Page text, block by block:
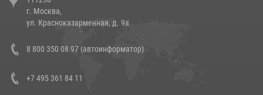
14 июля 2026, 12:20
Состоялась рабочая встреча директора Росгвардии Героя России
генерала армии Виктора Золотова с заместителем полномочного
представителя Президента Российской Федерации в Северо-
Кавказском федеральном округе Виталием Кузнецовым
г. Москва,
ул. Красноказарменная, д. 9а
8 800 350 08 97 (автоинформатор)
+7 495 361 84 11